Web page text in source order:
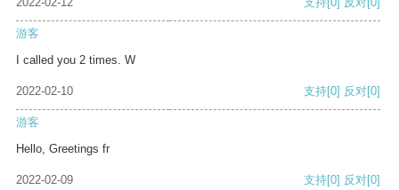
游客
I called you 2 times. W
2022-02-10 支持[0] 反对[0]
游客
Hello, Greetings fr
2022-02-09 支持[0] 反对[0]